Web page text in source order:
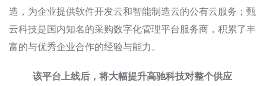
造，为企业提供软件开发云和智能制造云的公有云服务；甄
云科技是国内知名的采购数字化管理平台服务商，积累了丰
富的与优秀企业合作的经验与能力。
该平台上线后，将大幅提升高驰科技对整个供应